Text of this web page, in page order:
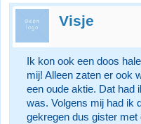
Visje
Ik kon ook een doos
mij! Alleen zaten er ook
een oude aktie. Dat had
was. Volgens mij had ik
gekregen dus gister